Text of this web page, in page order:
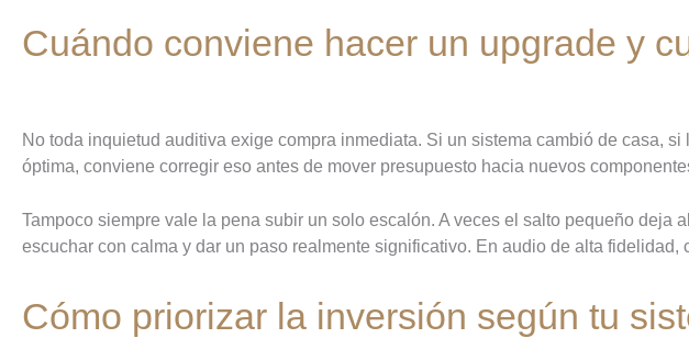
Cuándo conviene hacer un upgrade y
No toda inquietud auditiva exige compra inmediata. Si un sistema cambió de casa,
óptima, conviene corregir eso antes de mover presupuesto hacia nuevos
Tampoco siempre vale la pena subir un solo escalón. A veces el salto pequeño
escuchar con calma y dar un paso realmente significativo. En audio de alta
Cómo priorizar la inversión según tu